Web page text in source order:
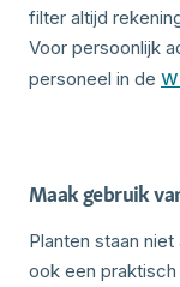
filter altijd
Voor persoonlijk
personeel in de
Maak gebruik
Planten staan
ook een